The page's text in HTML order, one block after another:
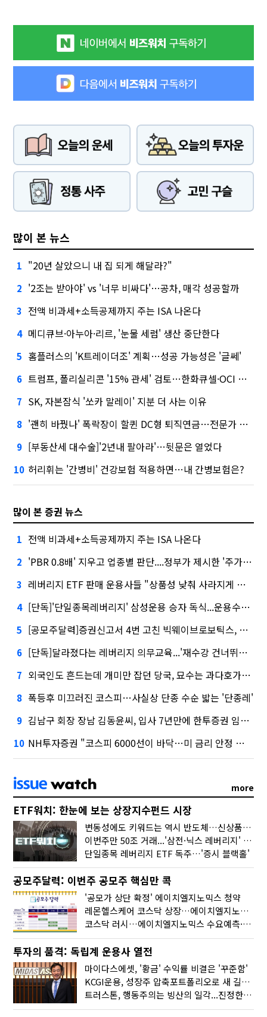
많이 본 뉴스
1 "20년 살았으니 내 집 되게 해달라?"
2 '2조는 받아야' vs '너무 비싸다'…공차, 매각 성공할까
3 전액 비과세+소득공제까지 주는 ISA 나온다
4 메디큐브·아누아·리르, '눈물 세럼' 생산 중단한다
5 홈플러스의 'K트레이더조' 계획…성공 가능성은 '글쎄'
6 트럼프, 폴리실리콘 '15% 관세' 검토…한화큐셀·OCI 영향은?
7 SK, 자본잠식 '쏘카 말레이' 지분 더 사는 이유
8 '괜히 바꿨나' 폭락장이 할퀸 DC형 퇴직연금…전문가 조언은
9 [부동산세 대수술]'2년내 팔아라'…뒷문은 열었다
10 허리휘는 '간병비' 건강보험 적용하면…내 간병보험은?
많이 본 증권 뉴스
1 전액 비과세+소득공제까지 주는 ISA 나온다
2 'PBR 0.8배' 지우고 업종별 판단....정부가 제시한 '주가 누르기' 방지법
3 레버리지 ETF 판매 운용사들 "상품성 낮춰 사라지게 해야"…일부 신중론도
4 [단독]'단일종목레버리지' 삼성운용 승자 독식...운용수익 미래에셋의 6배
5 [공모주달력]증권신고서 4번 고친 빅웨이브로보틱스, 수요예측
6 [단독]달라졌다는 레버리지 의무교육...'재수강 건너뛰기' 허점
7 외국인도 흔드는데 개미만 잡던 당국, 묘수는 과다호가부담금?
8 폭등후 미끄러진 코스피…사실상 단종 수순 밟는 '단종레'
9 김남구 회장 장남 김동윤씨, 입사 7년만에 한투증권 임원 승진
10 NH투자증권 "코스피 6000선이 바닥…미 금리 안정 후 추가 회복"
more
ETF워치: 한눈에 보는 상장지수펀드 시장
변동성에도 키워드는 역시 반도체…신상품은 우주·방산
이번주만 50조 거래...'삼전·닉스 레버리지' 수익률은 -30%
단일종목 레버리지 ETF 독주…'증시 블랙홀'
공모주달력: 이번주 공모주 핵심만 콕
'공모가 상단 확정' 에이치엘지노믹스 청약
레몬헬스케어 코스닥 상장…에이치엘지노믹스 수요예측
코스닥 러시…에이치엘지노믹스 수요예측·레메디 청약
투자의 품격: 독립계 운용사 열전
마이다스에셋, '황금' 수익률 비결은 '꾸준함'
KCGI운용, 성장주 압축포트폴리오로 새 길을 그리다
트러스톤, 행동주의는 빙산의 일각...진정한 힘은 '주식형 강자'